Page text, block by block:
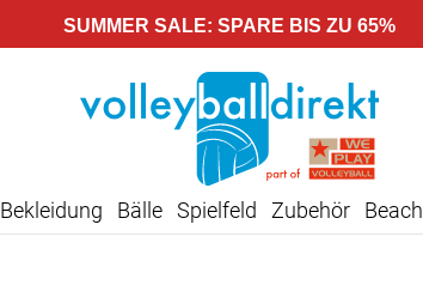
SUMMER SALE: SPARE BIS ZU 65%
Bekleidung Bälle Spielfeld Zubehör Beach